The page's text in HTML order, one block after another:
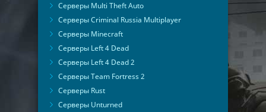
Серверы Multi Theft Auto
Серверы Criminal Russia Multiplayer
Серверы Minecraft
Серверы Left 4 Dead
Серверы Left 4 Dead 2
Серверы Team Fortress 2
Серверы Rust
Серверы Unturned